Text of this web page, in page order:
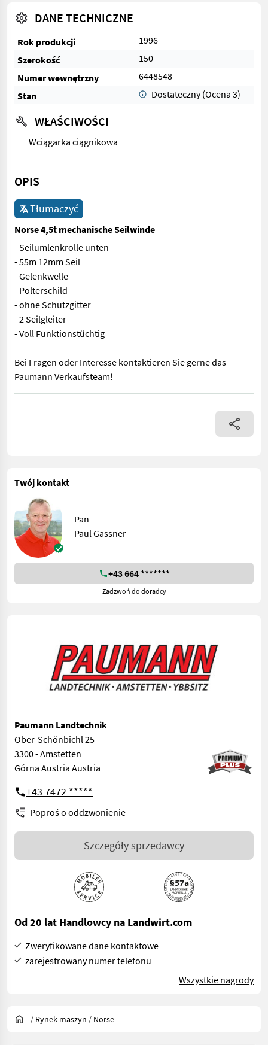
DANE TECHNICZNE
Rok produkcji
1996
Szerokość
150
Numer wewnętrzny
6448548
Stan
Dostateczny (Ocena 3)
WŁAŚCIWOŚCI
Wciągarka ciągnikowa
OPIS
Tłumaczyć
Norse 4,5t mechanische Seilwinde
- Seilumlenkrolle unten
- 55m 12mm Seil
- Gelenkwelle
- Polterschild
- ohne Schutzgitter
- 2 Seilgleiter
- Voll Funktionstüchtig
Bei Fragen oder Interesse kontaktieren Sie gerne das
Paumann Verkaufsteam!
- Seilumlenkrolle unten - 55m 12mm Seil - Gelenkwelle -
Twój kontakt
Pan
Paul Gassner
+43 664 *******
Zadzwoń do doradcy
Paumann Landtechnik
Ober-Schönbichl 25
3300 - Amstetten
Górna Austria Austria
+43 7472 *****
Poproś o oddzwonienie
Szczegóły sprzedawcy
Od 20 lat Handlowcy na Landwirt.com
Zweryfikowane dane kontaktowe
zarejestrowany numer telefonu
Wszystkie nagrody
/ Rynek maszyn / Norse